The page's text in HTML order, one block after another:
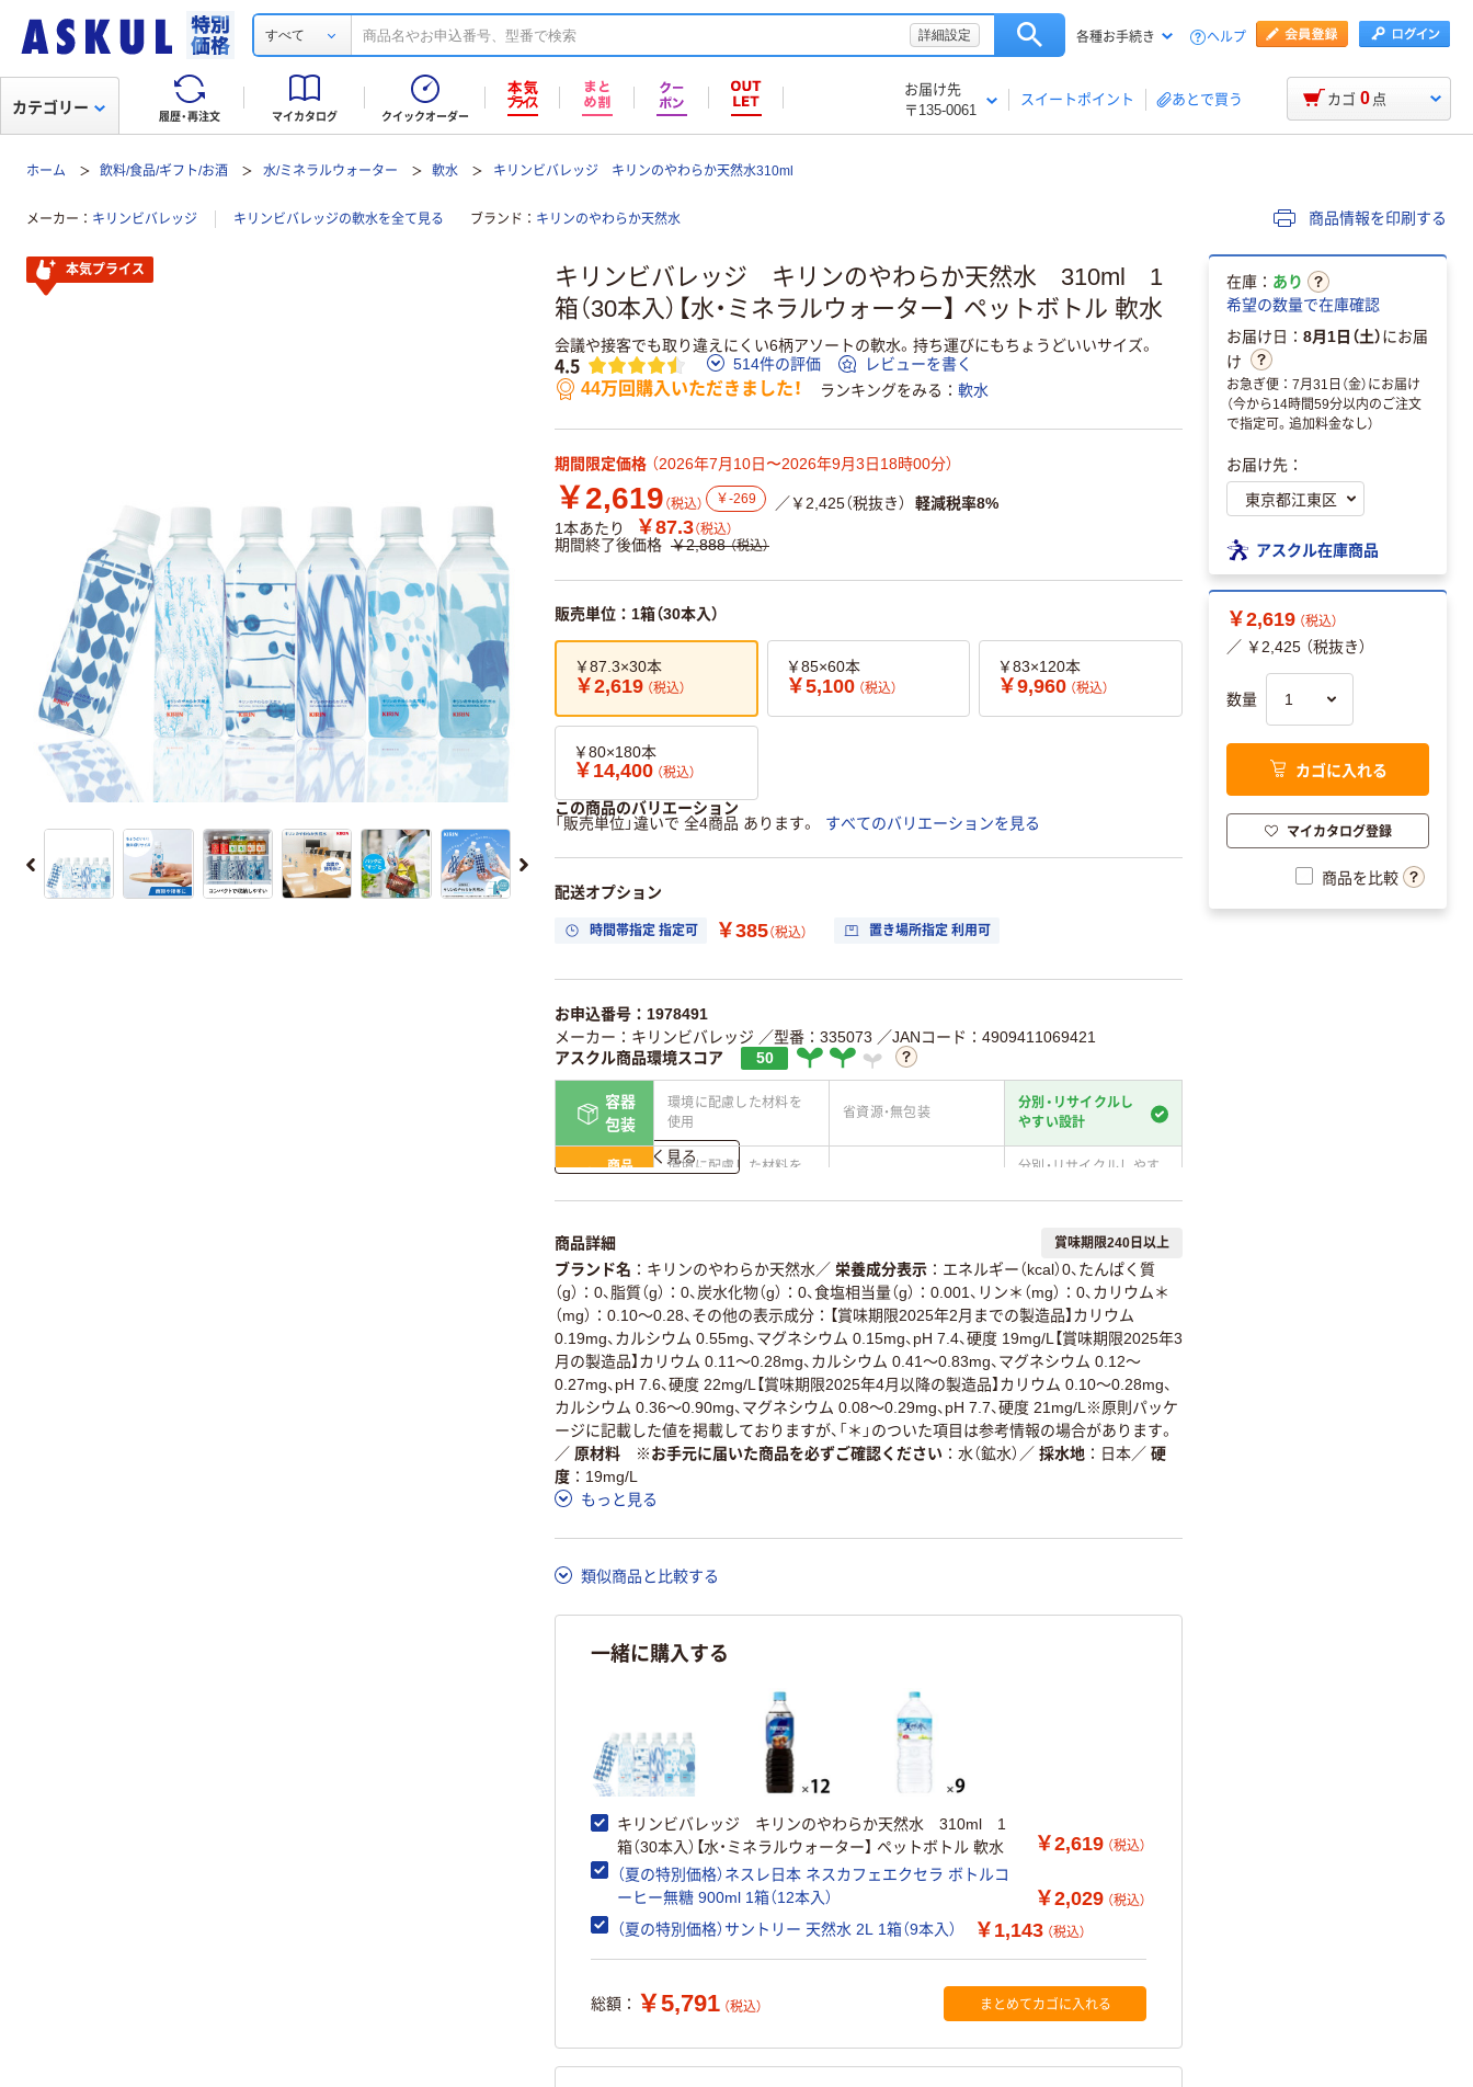
すべて 詳細設定 各種お手続き ヘルプ
履歴・再注文 マイカタログ クイックオーダー
お届け先
〒135-0061
スイートポイント あとで買う
カテゴリー カゴ 0 点
ホーム 飲料/食品/ギフト/お酒 水/ミネラルウォーター 軟水 キリンビバレッジ キリンのやわらか天然水310ml
メーカー キリンビバレッジ キリンビバレッジの軟水を全て見る ブランド キリンのやわらか天然水 商品情報を印刷する
キリンビバレッジ キリンのやわらか天然水 310ml 1
箱（30本入）【水・ミネラルウォーター】 ペットボトル 軟水
会議や接客でも取り違えにくい6柄アソートの軟水。持ち運びにもちょうどいいサイズ。
4.5 514件の評価 レビューを書く
44万回購入いただきました！ ランキングをみる 軟水
期間限定価格 （2026年7月10日〜2026年9月3日18時00分）
￥2,619 （税込） ￥-269 ／￥2,425（税抜き）
軽減税率8%
1本あたり
￥87.3（税込）
期間終了後価格 ￥2,888 （税込）
販売単位：1箱（30本入）
￥87.3×30本
￥2,619 （税込）
￥85×60本
￥5,100 （税込）
￥83×120本
￥9,960 （税込）
￥80×180本
￥14,400 （税込）
この商品のバリエーション
「販売単位」違いで 全4商品 あります。
すべてのバリエーションを見る
配送オプション
時間帯指定 指定可 ￥385（税込） 置き場所指定 利用可
お申込番号：1978491
メーカー：キリンビバレッジ ／型番：335073 ／JANコード：4909411069421
アスクル商品環境スコア
50
容器
包装
環境に配慮した材料を
使用
省資源・無包装
分別・リサイクルし
やすい設計
商品
環境に配慮した材料を
分別・リサイクルしやす
仕組
この商品の環境配慮ポイントです。詳しくはページ下部の商品詳細「 アスクル商品環境スコ
ア詳細／加点項目
」で確認できます。
詳しく見る
商品詳細 賞味期限240日以上
ブランド名 キリンのやわらか天然水／ 栄養成分表示
エネルギー（kcal）0、たんぱく質
（g）：0、脂質（g）：0、炭水化物（g）：0、食塩相当量（g）：0.001、リン＊（mg）：0、カリウム＊
（mg）：0.10～0.28、その他の表示成分：【賞味期限2025年2月までの製造品】カリウム
0.19mg、カルシウム 0.55mg、マグネシウム 0.15mg、pH 7.4、硬度 19mg/L【賞味期限2025年3
月の製造品】カリウム 0.11～0.28mg、カルシウム 0.41～0.83mg、マグネシウム 0.12～
0.27mg、pH 7.6、硬度 22mg/L【賞味期限2025年4月以降の製造品】カリウム 0.10～0.28mg、
カルシウム 0.36～0.90mg、マグネシウム 0.08～0.29mg、pH 7.7、硬度 21mg/L※原則パッケ
ージに記載した値を掲載しておりますが、「＊」のついた項目は参考情報の場合があります。
／ 原材料 ※お手元に届いた商品を必ずご確認ください 水（鉱水） ／ 採水地 日本／ 硬
度
19mg/L
もっと見る
類似商品と比較する
一緒に購入する
キリンビバレッジ キリンのやわらか天然水 310ml 1
箱（30本入）【水・ミネラルウォーター】 ペットボトル 軟水
￥2,619 （税込）
（夏の特別価格）ネスレ日本 ネスカフェエクセラ ボトルコ
ーヒー無糖 900ml 1箱（12本入）
￥2,029 （税込）
（夏の特別価格）サントリー 天然水 2L 1箱（9本入） ￥1,143 （税込）
総額： ￥5,791 （税込） まとめてカゴに入れる
本気プライス
在庫： あり
希望の数量で在庫確認
お届け日： 8月1日（土）にお届
け
お急ぎ便：7月31日（金）にお届け
（今から14時間59分以内のご注文
で指定可。追加料金なし）
お届け先：
アスクル在庫商品
￥2,619 （税込）
／ ￥2,425 （税抜き）
数量
カゴに入れる
マイカタログ登録
商品を比較